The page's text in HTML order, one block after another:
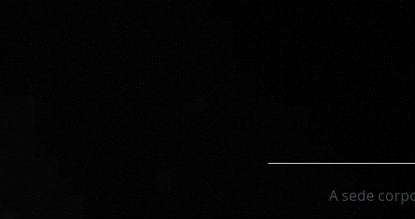
A sede